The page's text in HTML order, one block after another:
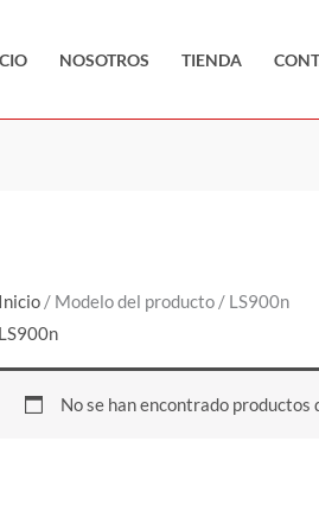
NOSOTROS TIENDA
Inicio / Modelo del producto / LS900n
LS900n
No se han encontrado productos